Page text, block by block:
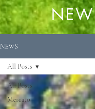
NEWS
All Posts
Mercato
All Posts